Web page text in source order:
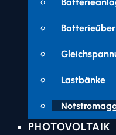
Lastbänke
PHOTOVOLTAIK